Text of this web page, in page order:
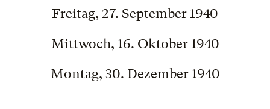
Freitag, 27. September 1940
Mittwoch, 16. Oktober 1940
Montag, 30. Dezember 1940